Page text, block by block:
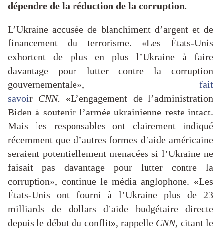
dépendre de la réduction de la corruption.
L’Ukraine accusée de blanchiment d’argent et de
financement du terrorisme. «Les États-Unis
exhortent de plus en plus l’Ukraine à faire
davantage pour lutter contre la corruption
gouvernementale», fait
savoir CNN. «L’engagement de l’administration
Biden à soutenir l’armée ukrainienne reste intact.
Mais les responsables ont clairement indiqué
récemment que d’autres formes d’aide américaine
seraient potentiellement menacées si l’Ukraine ne
faisait pas davantage pour lutter contre la
corruption», continue le média anglophone. «Les
États-Unis ont fourni à l’Ukraine plus de 23
milliards de dollars d’aide budgétaire directe
depuis le début du conflit», rappelle CNN, citant le